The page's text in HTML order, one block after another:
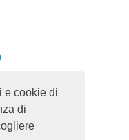
e cookie di
di